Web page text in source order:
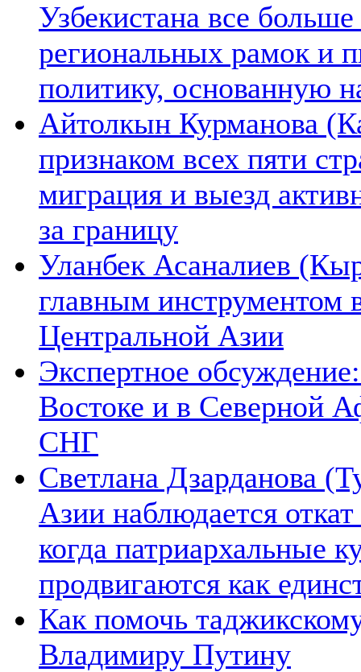
Узбекистана все
региональных рамок и
политику, основанную
Айтолкын Курманова
признаком всех пяти
миграция и выезд
за границу
Уланбек Асаналиев
главным инструментом
Центральной Азии
Экспертное
Востоке и в Северной
СНГ
Светлана Дзарданова
Азии наблюдается
когда патриархальные
продвигаются как
Как помочь
Владимиру Путину